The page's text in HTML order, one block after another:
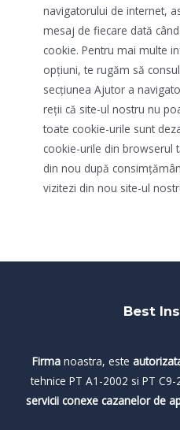
navigatorului de internet,
mesaj de fiecare dată
cookie. Pentru mai multe
opțiuni, te rugăm să
secțiunea Ajutor a
reții că site-ul nostru nu
toate cookie-urile sunt
cookie-urile din browserul
din nou după
vizitezi din nou site-ul
Best
Firmanoastra, este
tehnice PT A1-2002 si PT
servicii conexe cazanelor de